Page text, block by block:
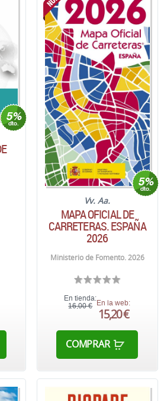
Vv. Aa.
MAPA OFICIAL DE
CARRETERAS. ESPAÑA
2026
Ministerio de Fomento. 2026
En tienda:
16,00 €
En la web:
15,20 €
COMPRAR